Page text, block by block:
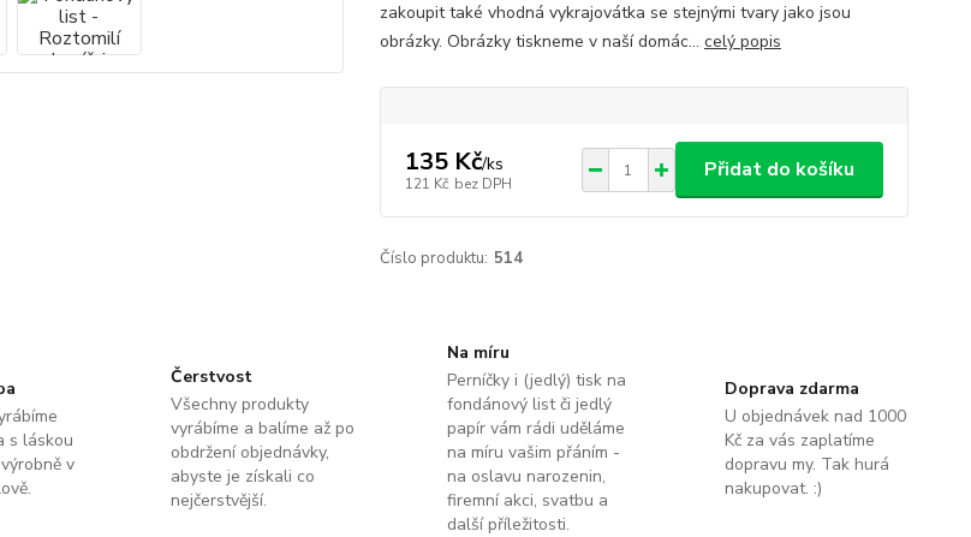
zakoupit také vhodná vykrajovátka se stejnými tvary jako jsou
obrázky. Obrázky tiskneme v naší domác... celý popis
135 Kč/ks
121 Kč bez DPH
Přidat do košíku
Číslo produktu: 514
s láskou
v
Čerstvost
Všechny produkty
vyrábíme a balíme až po
obdržení objednávky,
abyste je získali co
nejčerstvější.
Na míru
Perníčky i (jedlý) tisk na
fondánový list či jedlý
papír vám rádi uděláme
na míru vašim přáním -
na oslavu narozenin,
firemní akci, svatbu a
další příležitosti.
Doprava zdarma
U objednávek nad 1000
Kč za vás zaplatíme
dopravu my. Tak hurá
nakupovat. :)